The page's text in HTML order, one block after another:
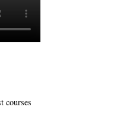
courses